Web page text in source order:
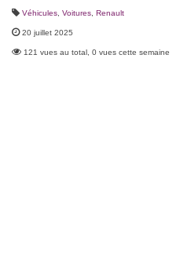
Véhicules Voitures Renault
20 juillet 2025
121 vues au total, 0 vues cette semaine